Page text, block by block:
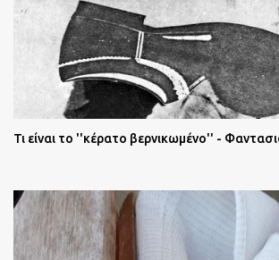
Τι είναι το ''κέρατο βερνικωμένο'' -